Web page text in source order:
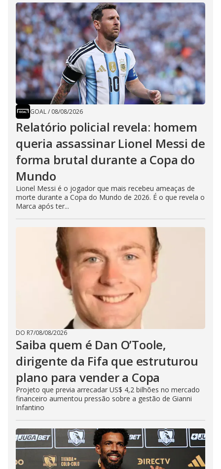
GOAL/ 08/08/2026
Relatório policial revela: homem
queria assassinar Lionel Messi de
forma brutal durante a Copa do
Mundo
Lionel Messi é o jogador que mais recebeu ameaças de
morte durante a Copa do Mundo de 2026. É o que revela o
Marca após ter...
DO R7/08/08/2026
Saiba quem é Dan O’Toole,
dirigente da Fifa que estruturou
plano para vender a Copa
Projeto que previa arrecadar US$ 4,2 bilhões no mercado
financeiro aumentou pressão sobre a gestão de Gianni
Infantino